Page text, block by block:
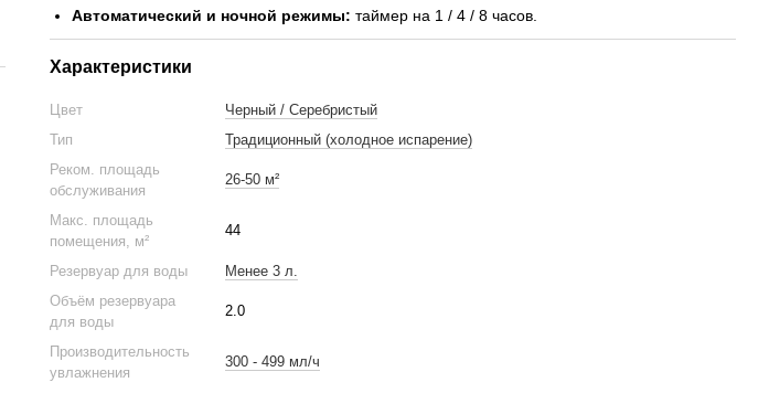
Автоматический и ночной режимы: таймер на 1 / 4 / 8 часов.
Характеристики
Цвет
Черный / Серебристый
Тип
Традиционный (холодное испарение)
Реком. площадь
обслуживания
26-50 м²
Макс. площадь
помещения, м²
44
Резервуар для воды
Менее 3 л.
Объём резервуара
для воды
2.0
Производительность
увлажнения
300 - 499 мл/ч